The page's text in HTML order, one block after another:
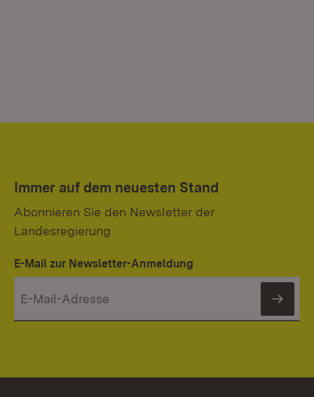
Immer auf dem neuesten Stand
Abonnieren Sie den Newsletter der
Landesregierung.
E-Mail zur Newsletter-Anmeldung